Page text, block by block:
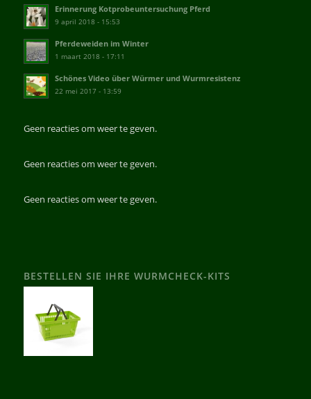
Erinnerung Kotprobeuntersuchung Pferd
9 april 2018 - 15:53
Pferdeweiden im Winter
1 maart 2018 - 17:11
Schönes Video über Würmer und Wurmresistenz
22 mei 2017 - 13:59
Geen reacties om weer te geven.
Geen reacties om weer te geven.
Geen reacties om weer te geven.
BESTELLEN SIE IHRE WURMCHECK-KITS